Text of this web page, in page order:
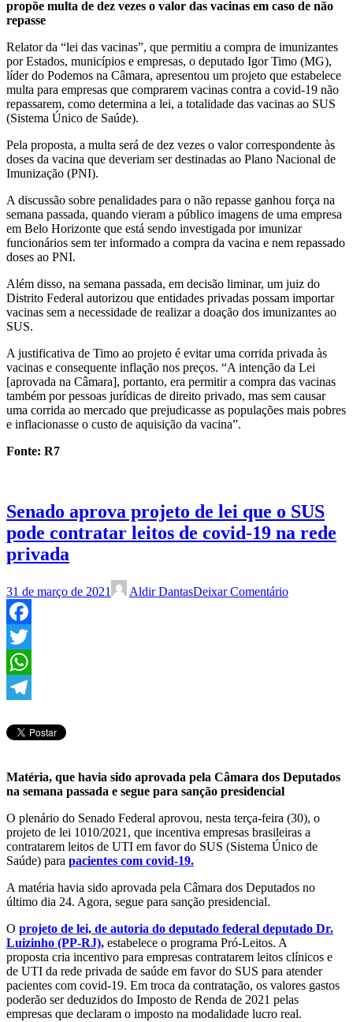
propõe multa de dez vezes o valor das vacinas em caso de não
repasse
Relator da “lei das vacinas”, que permitiu a compra de imunizantes
por Estados, municípios e empresas, o deputado Igor Timo (MG),
líder do Podemos na Câmara, apresentou um projeto que estabelece
multa para empresas que comprarem vacinas contra a covid-19 não
repassarem, como determina a lei, a totalidade das vacinas ao SUS
(Sistema Único de Saúde).
Pela proposta, a multa será de dez vezes o valor correspondente às
doses da vacina que deveriam ser destinadas ao Plano Nacional de
Imunização (PNI).
A discussão sobre penalidades para o não repasse ganhou força na
semana passada, quando vieram a público imagens de uma empresa
em Belo Horizonte que está sendo investigada por imunizar
funcionários sem ter informado a compra da vacina e nem repassado
doses ao PNI.
Além disso, na semana passada, em decisão liminar, um juiz do
Distrito Federal autorizou que entidades privadas possam importar
vacinas sem a necessidade de realizar a doação dos imunizantes ao
SUS.
A justificativa de Timo ao projeto é evitar uma corrida privada às
vacinas e consequente inflação nos preços. “A intenção da Lei
[aprovada na Câmara], portanto, era permitir a compra das vacinas
também por pessoas jurídicas de direito privado, mas sem causar
uma corrida ao mercado que prejudicasse as populações mais pobres
e inflacionasse o custo de aquisição da vacina”.
Fonte: R7
Senado aprova projeto de lei que o SUS
pode contratar leitos de covid-19 na rede
privada
31 de março de 2021 Aldir DantasDeixar Comentário
Facebook
Twitter
WhatsApp
Matéria, que havia sido aprovada pela Câmara dos Deputados
na semana passada e segue para sanção presidencial
O plenário do Senado Federal aprovou, nesta terça-feira (30), o
projeto de lei 1010/2021, que incentiva empresas brasileiras a
contratarem leitos de UTI em favor do SUS (Sistema Único de
Saúde) para pacientes com covid-19.
A matéria havia sido aprovada pela Câmara dos Deputados no
último dia 24. Agora, segue para sanção presidencial.
O projeto de lei, de autoria do deputado federal deputado Dr.
Luizinho (PP-RJ), estabelece o programa Pró-Leitos. A
proposta cria incentivo para empresas contratarem leitos clínicos e
de UTI da rede privada de saúde em favor do SUS para atender
pacientes com covid-19. Em troca da contratação, os valores gastos
poderão ser deduzidos do Imposto de Renda de 2021 pelas
empresas que declaram o imposto na modalidade lucro real.